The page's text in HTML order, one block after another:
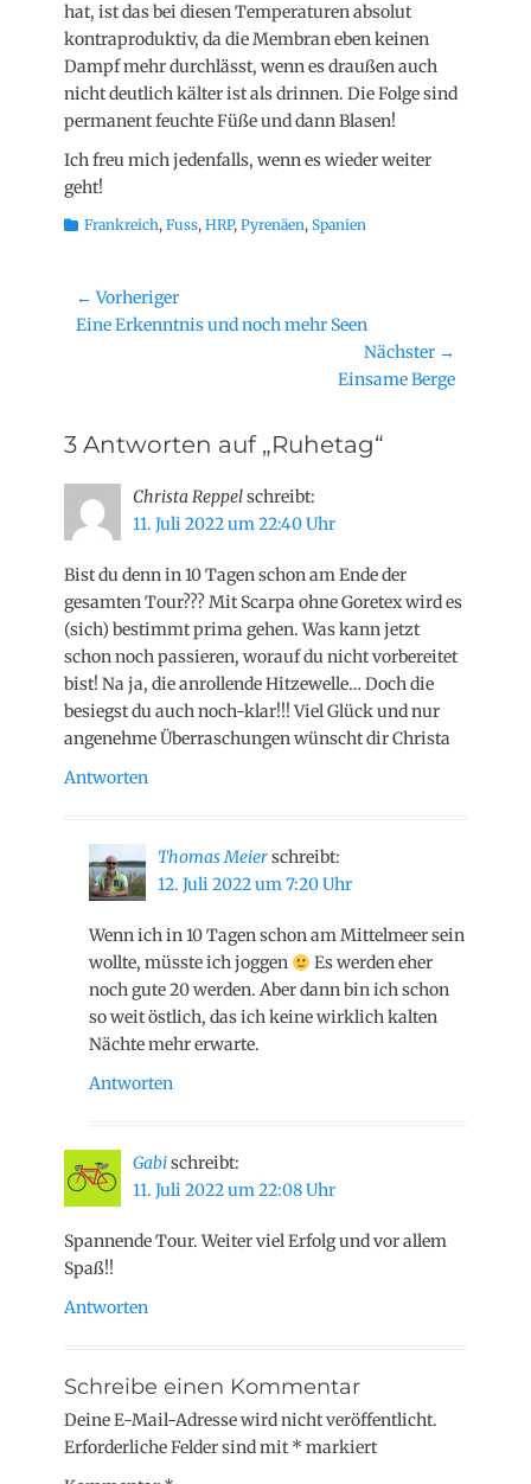
hat, ist das bei diesen Temperaturen absolut
kontraproduktiv, da die Membran eben keinen
Dampf mehr durchlässt, wenn es draußen auch
nicht deutlich kälter ist als drinnen. Die Folge sind
permanent feuchte Füße und dann Blasen!
Ich freu mich jedenfalls, wenn es wieder weiter
geht!
Kategorien
Frankreich, Fuss, HRP, Pyrenäen, Spanien
Beitragsnavigation
← Vorheriger
Vorheriger
Eine Erkenntnis und noch mehr Seen
Nächster →
Einsame Berge
3 Antworten auf „Ruhetag“
Christa Reppelschreibt:
11. Juli 2022 um 22:40 Uhr
Bist du denn in 10 Tagen schon am Ende der
gesamten Tour??? Mit Scarpa ohne Goretex wird es
(sich) bestimmt prima gehen. Was kann jetzt
schon noch passieren, worauf du nicht vorbereitet
bist! Na ja, die anrollende Hitzewelle… Doch die
besiegst du auch noch-klar!!! Viel Glück und nur
angenehme Überraschungen wünscht dir Christa
Antworten
Thomas Meierschreibt:
12. Juli 2022 um 7:20 Uhr
Wenn ich in 10 Tagen schon am Mittelmeer sein
wollte, müsste ich joggen
Es werden eher
noch gute 20 werden. Aber dann bin ich schon
so weit östlich, das ich keine wirklich kalten
Nächte mehr erwarte.
Antworten
Gabischreibt:
11. Juli 2022 um 22:08 Uhr
Spannende Tour. Weiter viel Erfolg und vor allem
Spaß!!
Antworten
Schreibe einen Kommentar
Deine E-Mail-Adresse wird nicht veröffentlicht.
Erforderliche Felder sind mit * markiert